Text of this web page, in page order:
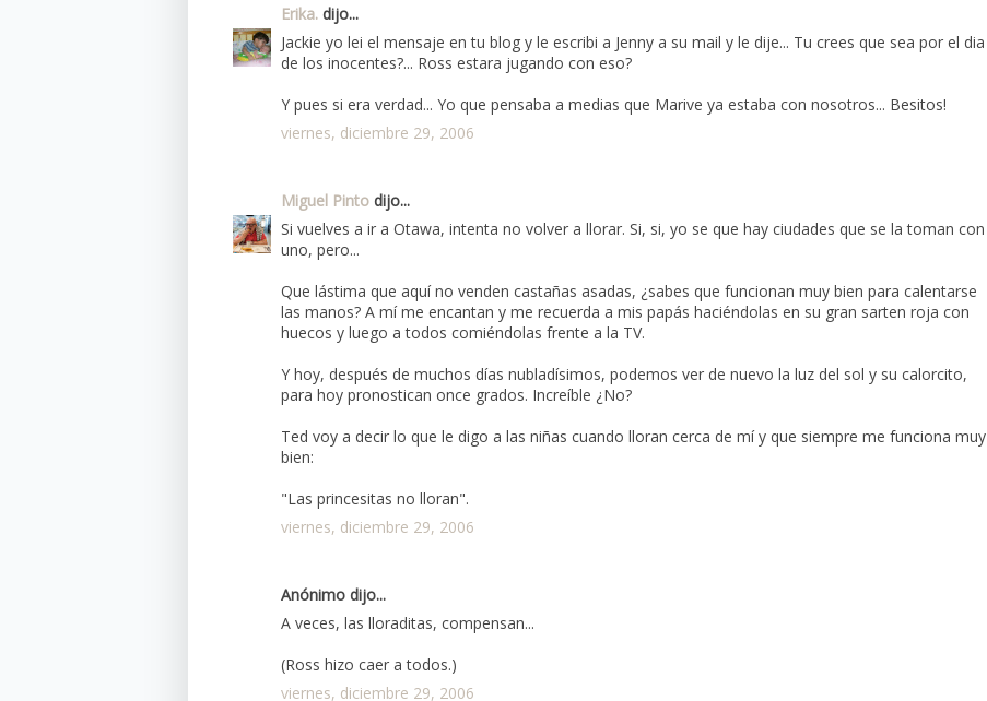
Erika. dijo...
Jackie yo lei el mensaje en tu blog y le escribi a Jenny a su mail y le dije... Tu crees que sea por el dia
de los inocentes?... Ross estara jugando con eso?
Y pues si era verdad... Yo que pensaba a medias que Marive ya estaba con nosotros... Besitos!
viernes, diciembre 29, 2006
Miguel Pinto dijo...
Si vuelves a ir a Otawa, intenta no volver a llorar. Si, si, yo se que hay ciudades que se la toman con
uno, pero...
Que lástima que aquí no venden castañas asadas, ¿sabes que funcionan muy bien para calentarse
las manos? A mí me encantan y me recuerda a mis papás haciéndolas en su gran sarten roja con
huecos y luego a todos comiéndolas frente a la TV.
Y hoy, después de muchos días nubladísimos, podemos ver de nuevo la luz del sol y su calorcito,
para hoy pronostican once grados. Increíble ¿No?
Ted voy a decir lo que le digo a las niñas cuando lloran cerca de mí y que siempre me funciona muy
bien:
"Las princesitas no lloran".
viernes, diciembre 29, 2006
Anónimo dijo...
A veces, las lloraditas, compensan...
(Ross hizo caer a todos.)
viernes, diciembre 29, 2006